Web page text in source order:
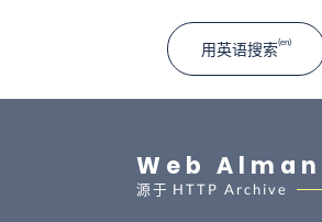
用英语搜索
Web
源于 HTTP Archive